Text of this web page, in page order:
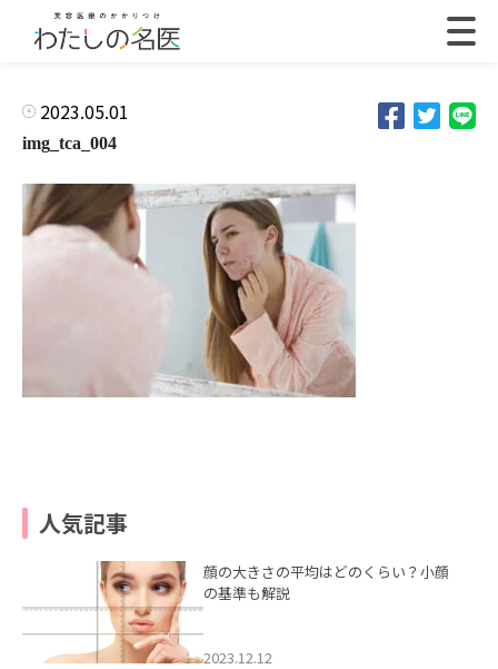
2023.05.01
img_tca_004
人気記事
顔の大きさの平均はどのくらい？小顔
の基準も解説
2023.12.12